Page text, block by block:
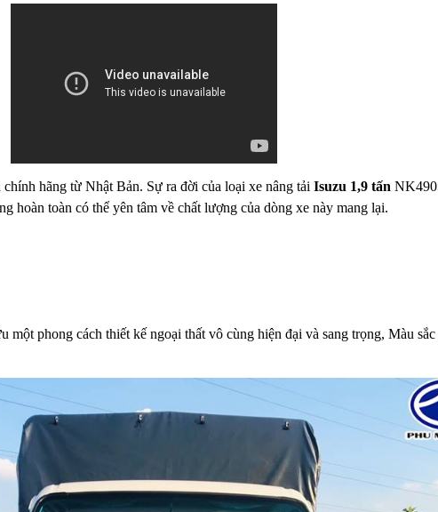
hãng từ Nhật Bản. Sự ra đời của loại xe nâng tảiIsuzu 1,9 tấn
toàn có thể yên tâm về chất lượng của dòng xe này mang lại.
một phong cách thiết kế ngoại thất vô cùng hiện đại và sang trọng, Màu